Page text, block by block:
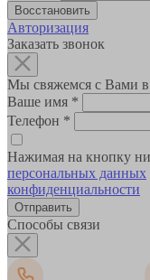
Авторизация
Заказать звонок
Мы свяжемся с Вами
Ваше имя *
Телефон *
Нажимая на кнопку
персональных данных
конфиденциальности
Способы связи